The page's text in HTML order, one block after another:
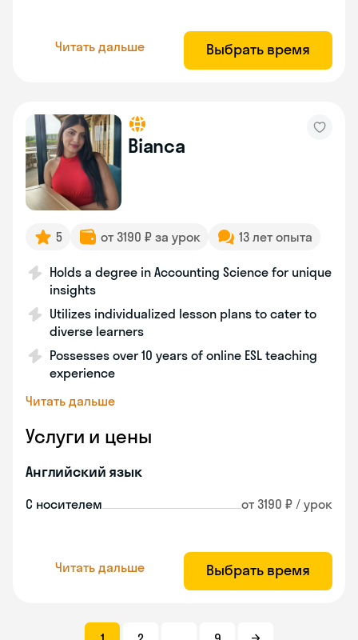
Читать дальше Выбрать время
Bianca
5 от 3190 ₽ за урок 13 лет опыта
Holds a degree in Accounting Science for unique
insights
Utilizes individualized lesson plans to cater to
diverse learners
Possesses over 10 years of online ESL teaching
experience
Читать дальше
Услуги и цены
Английский язык
С носителем от 3190 ₽ / урок
Читать дальше Выбрать время